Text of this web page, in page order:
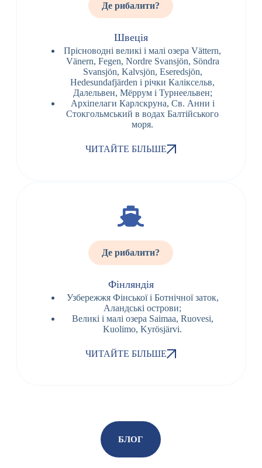
Де рибалити?
Швеція
Прісноводні великі і малі озера Vättern,
Vänern, Fegen, Nordre Svansjön, Söndra
Svansjön, Kalvsjön, Eseredsjön,
Hedesundafjärden і річки Каліксельв,
Далельвен, Мёррум і Турнеельвен;
Архіпелаги Карлскруна, Cв. Анни і
Стокгольмський в водах Балтійського
моря.
ЧИТАЙТЕ БІЛЬШЕ
Де рибалити?
Фінляндія
Узбережжя Фінської і Ботнічної заток,
Аландські острови;
Великі і малі озера Saimаа, Ruovesi,
Kuolimo, Kyrösjärvi.
ЧИТАЙТЕ БІЛЬШЕ
БЛОГ